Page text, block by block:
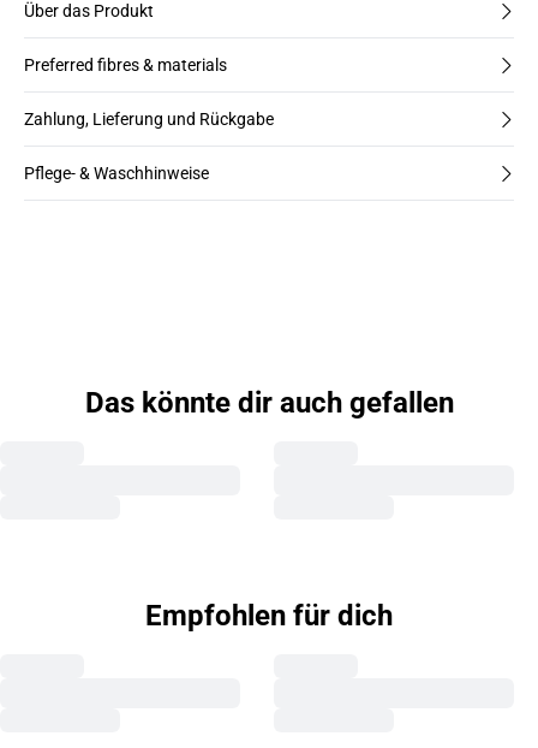
Über das Produkt
Preferred fibres & materials
Zahlung, Lieferung und Rückgabe
Pflege- & Waschhinweise
Das könnte dir auch gefallen
Empfohlen für dich